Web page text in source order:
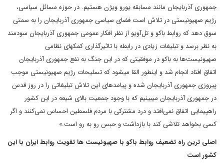
جمهوری آذربایجان مانند مسابقه یورو ویژن هستیم. در حوزه مسائل سیاسی،
رژیم صهیونیستی در تلاش است فضای سیاسی جمهوری آذربایجان را به سمتی
سوق دهد که روابط باکو و تل‌آویو از نظر افکار عمومی جمهوری آذربایجان سودمند
به نظر برسد و تبلیغات زیادی در رابطه با تاثیرگذاری کمک‎های نظامی
صهیونیست‌ها به باکو در موفقیتی که در این جنگ به نفع جمهوری آذربایجان
اتفاق افتاد انجام شد و اینطور القا می‎شود که تسلیحات رژیم صهیونیستی موجب
پیروزی جمهوری آذربایجان شده و پیامدهای این تلاش تبلیغاتی را در روز قدس
در جمهوری آذربایجان می‎بینیم که با وجود جمعیت بالای شیعه در این کشور
راهپیمایی اتفاق نمی‌افتد و درد مشترکی با مردم فلسطین احساس نمی‌کنند و اگر
کسی بخواهد تلاشی کند با بازداشت و حبس رو به رو است.»
اصلی ترین راه تضعیف روابط باکو با صهیونیست ها تقویت روابط ایران با این
کشور است